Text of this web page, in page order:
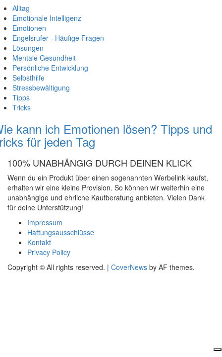
Alltag
Emotionale Intelligenz
Emotionen
Engelsrufer - Häufige Fragen
Lösungen
Mentale Gesundheit
Persönliche Entwicklung
Selbsthilfe
Stressbewältigung
Tipps
Tricks
kann ich Emotionen lösen? Tipps und
für jeden Tag
100% UNABHÄNGIG DURCH DEINEN KLICK
Wenn du ein Produkt über einen sogenannten Werbelink kaufst,
erhalten wir eine kleine Provision. So können wir weiterhin eine
unabhängige und ehrliche Kaufberatung anbieten. Vielen Dank
für deine Unterstützung!
Impressum
Haftungsausschlüsse
Kontakt
Privacy Policy
Copyright © All rights reserved. | CoverNews by AF themes.